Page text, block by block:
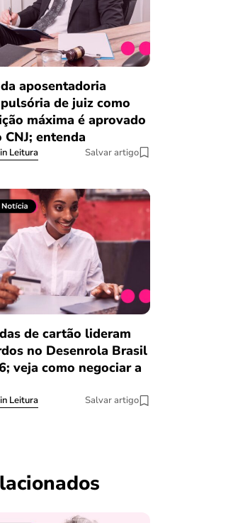
aposentadoria
de juiz como
máxima é aprovado
CNJ; entenda
Leitura Salvar artigo
de cartão lideram
no Desenrola Brasil
veja como negociar a
Leitura Salvar artigo